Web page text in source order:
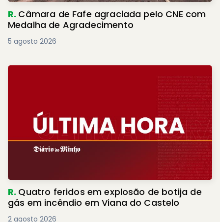
R. Câmara de Fafe agraciada pelo CNE com
Medalha de Agradecimento
5 agosto 2026
R. Quatro feridos em explosão de botija de
gás em incêndio em Viana do Castelo
2 agosto 2026